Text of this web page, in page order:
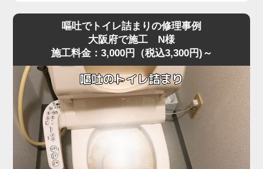
複数回の流しテストでも異常はなく、通常利用できる状態
お掃除シートは「流せる」と表記されていても、実際には
水に溶けず、トラブルの原因になりやすいため、便器に流
さずにゴミ箱へ捨てることが一番安全です。
詰まりや水位の異常が出た場合は無理に流さず、早めにご
相談いただくことをおすすめします。
引かなくなりトイレが使えなくなったというご相談があり
現場で状況を確認すると、便器の内部で猫砂が固まり、排
水路を完全に塞いでいる状態でした。
最近は「流せる」と書かれた猫砂も販売されていますが、
実際には水に触れると急激に膨張したり、塊になったりす
るため、排水経路の奥で詰まりやすく、大阪府周辺でも同
様のトラブルが増えています。
特に節水型トイレでは水量が少ないため、砂の一部が奥で
固まると、ラバーカップや薬剤ではまったく効果が出ない
嘔吐でトイレ詰まりの修理事例
大阪府で施工 N様
施工料金：3,000円（税込3,300円)～